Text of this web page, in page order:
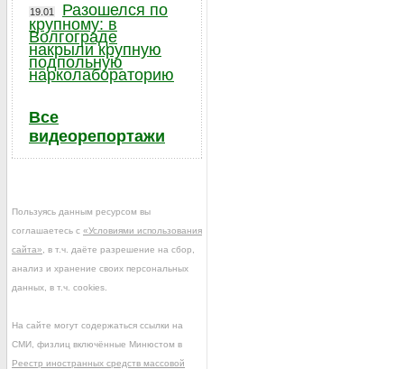
19.01
Разошелся по
крупному: в
Волгограде
накрыли крупную
подпольную
нарколабораторию
Все
видеорепортажи
Пользуясь данным ресурсом вы
соглашаетесь с «Условиями использования
сайта» , в т.ч. даёте разрешение на сбор,
анализ и хранение своих персональных
данных, в т.ч. cookies.
На сайте могут содержаться ссылки на
СМИ, физлиц включённые Минюстом в
Реестр иностранных средств массовой